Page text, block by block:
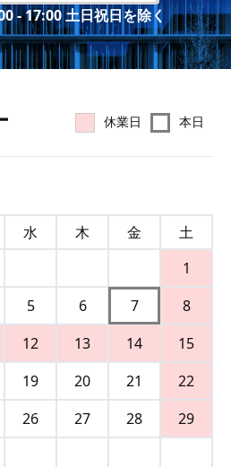
- 17:00 土日祝日を除く
休業日 本日
水 木 金
土
1
5 6 7
8
12 13 14
15
19 20 21
22
26 27 28
29